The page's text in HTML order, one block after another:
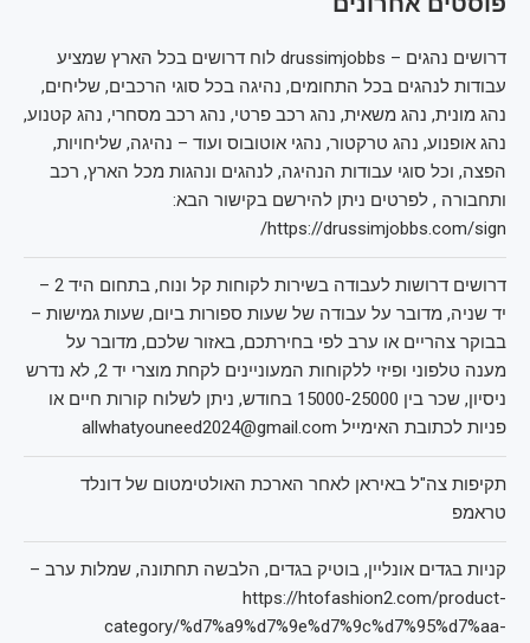
דרושים נהגים – drussimjobbs לוח דרושים בכל הארץ שמציע
עבודות לנהגים בכל התחומים, נהיגה בכל סוגי הרכבים, שליחים,
נהג מונית, נהג משאית, נהג רכב פרטי, נהג רכב מסחרי, נהג קטנוע,
נהג אופנוע, נהג טרקטור, נהגי אוטובוס ועוד – נהיגה, שליחויות,
הפצה, וכל סוגי עבודות הנהיגה, לנהגים ונהגות מכל הארץ, רכב
ותחבורה , לפרטים ניתן להירשם בקישור הבא:
https://drussimjobbs.com/sign/
דרושים דרושות לעבודה בשירות לקוחות קל ונוח, בתחום היד 2 –
יד שניה, מדובר על עבודה של שעות ספורות ביום, שעות גמישות –
בבוקר צהריים או ערב לפי בחירתכם, באזור שלכם, מדובר על
מענה טלפוני ופיזי ללקוחות המעוניינים לקחת מוצרי יד 2, לא נדרש
ניסיון, שכר בין 15000-25000 בחודש, ניתן לשלוח קורות חיים או
פניות לכתובת האימייל allwhatyouneed2024@gmail.com
תקיפות צה"ל באיראן לאחר הארכת האולטימטום של דונלד
טראמפ
קניות בגדים אונליין, בוטיק בגדים, הלבשה תחתונה, שמלות ערב –
https://htofashion2.com/product-
category/%d7%a9%d7%9e%d7%9c%d7%95%d7%aa-